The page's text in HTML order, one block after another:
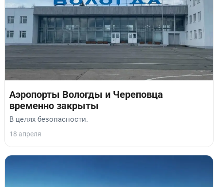
Аэропорты Вологды и Череповца
временно закрыты
В целях безопасности.
18 апреля